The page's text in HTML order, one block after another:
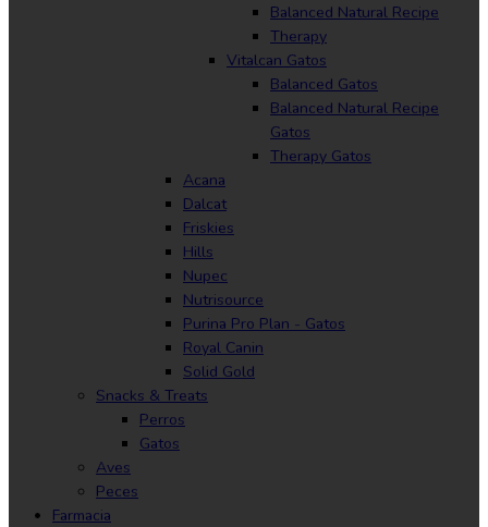
Balanced Natural Recipe
Therapy
Vitalcan Gatos
Balanced Gatos
Balanced Natural Recipe
Gatos
Therapy Gatos
Acana
Dalcat
Friskies
Hills
Nupec
Nutrisource
Purina Pro Plan - Gatos
Royal Canin
Solid Gold
Snacks & Treats
Perros
Gatos
Aves
Peces
Farmacia